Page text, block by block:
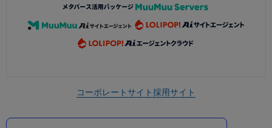
コーポレートサイト採用サイト